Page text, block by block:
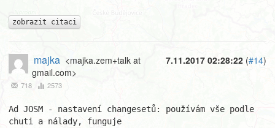
zobrazit citaci
7.11.2017 02:28:22 (#14)
majka <majka.zem+talk at
gmail.com>
718 2573
Ad JOSM - nastavení changesetů: používám vše podle
chuti a nálady, funguje